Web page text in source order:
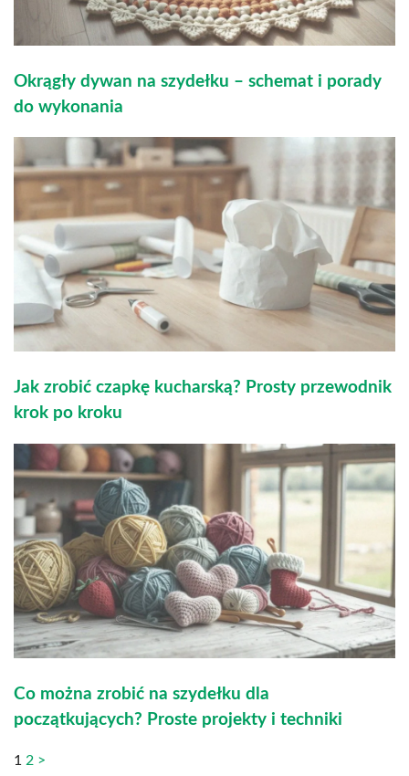
Okrągły dywan na szydełku – schemat i porady
do wykonania
Jak zrobić czapkę kucharską? Prosty przewodnik
krok po kroku
Co można zrobić na szydełku dla
początkujących? Proste projekty i techniki
1 2 >